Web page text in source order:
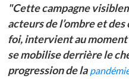
"Cette campagne
acteurs de l’ombre et
foi, intervient au
se mobilise derrière le
progression de la